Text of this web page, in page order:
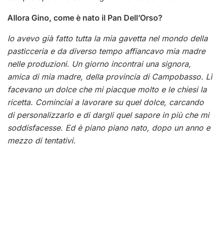
Allora Gino, come è nato il Pan Dell’Orso?
Io avevo già fatto tutta la mia gavetta nel mondo della
pasticceria e da diverso tempo affiancavo mia madre
nelle produzioni. Un giorno incontrai una signora,
amica di mia madre, della provincia di Campobasso. Lì
facevano un dolce che mi piacque molto e le chiesi la
ricetta. Cominciai a lavorare su quel dolce, carcando
di personalizzarlo e di dargli quel sapore in più che mi
soddisfacesse. Ed è piano piano nato, dopo un anno e
mezzo di tentativi.